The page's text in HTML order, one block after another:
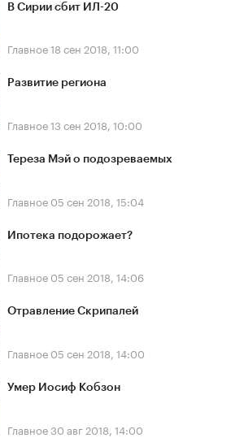
В Сирии сбит ИЛ-20
Главное18 сен 2018, 11:00
Развитие региона
Главное13 сен 2018, 10:00
Тереза Мэй о подозреваемых
Главное 05 сен 2018, 15:04
Ипотека подорожает?
Главное 05 сен 2018, 14:06
Отравление Скрипалей
Главное 05 сен 2018, 14:00
Умер Иосиф Кобзон
Главное30 авг 2018, 14:00